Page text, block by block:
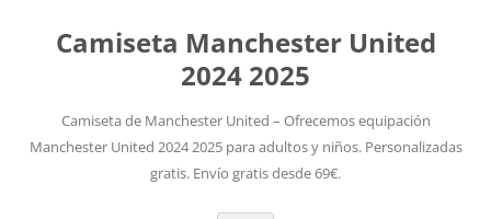
Camiseta Manchester United
2024 2025
Camiseta de Manchester United – Ofrecemos equipación
Manchester United 2024 2025 para adultos y niños. Personalizadas
gratis. Envío gratis desde 69€.